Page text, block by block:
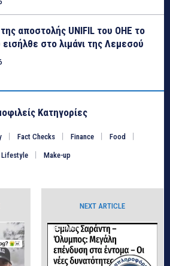
αποστολής UNIFIL του ΟΗΕ το
στο λιμάνι της Λεμεσού
Κατηγορίες
Fact Checks Finance Food
Lifestyle Make-up
NEXT ARTICLE